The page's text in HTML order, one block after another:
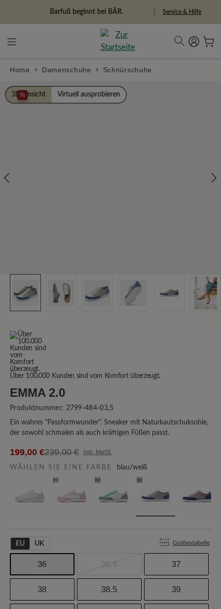
Freiheitspioniere Service & Hilfe
Home Damenschuhe Schnürschuhe
%
Bildergalerie überspringen
3D Ansicht Virtuell ausprobieren
Über 100.000 Kunden sind vom Komfort überzeugt.
EMMA 2.0
Produktnummer: 2799-484-03,5
Ein wahres "Passformwunder". Sneaker mit Naturkautschuksohle,
der sowohl schmalen als auch kräftigen Füßen passt.
199,00 €239,00 € inkl. MwSt.
WÄHLEN SIE EINE FARBE blau/weiß
EU UK Größentabelle
36 36,5 37
38 38.5 39